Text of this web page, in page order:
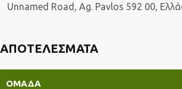
Unnamed Road, Ag. Pavlos 592 00,
ΑΠΟΤΕΛΈΣΜΑΤΑ
ΟΜΆΔΑ